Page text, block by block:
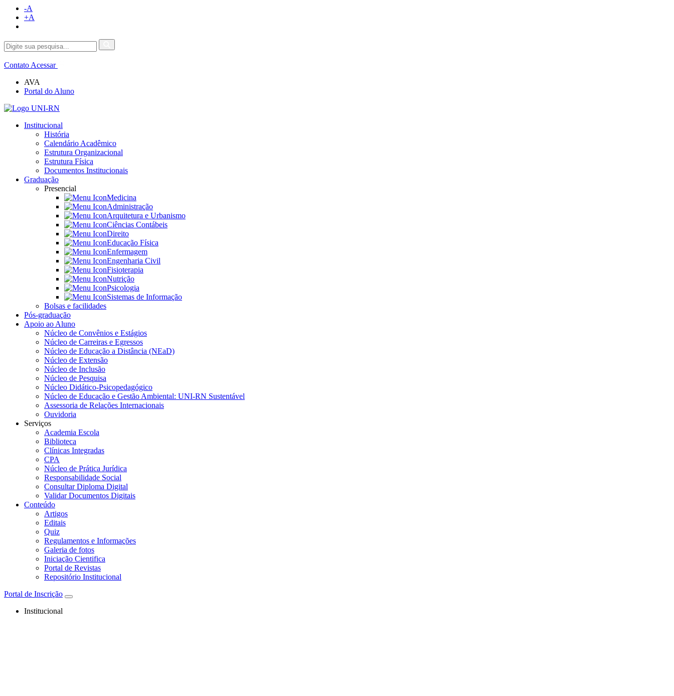
-A
+A
Contato Acessar
AVA
Portal do Aluno
Institucional
História
Calendário Acadêmico
Estrutura Organizacional
Estrutura Física
Documentos Institucionais
Graduação
Presencial
Medicina
Administração
Arquitetura e Urbanismo
Ciências Contábeis
Direito
Educação Física
Enfermagem
Engenharia Civil
Fisioterapia
Nutrição
Psicologia
Sistemas de Informação
Bolsas e facilidades
Pós-graduação
Apoio ao Aluno
Núcleo de Convênios e Estágios
Núcleo de Carreiras e Egressos
Núcleo de Educação a Distância (NEaD)
Núcleo de Extensão
Núcleo de Inclusão
Núcleo de Pesquisa
Núcleo Didático-Psicopedagógico
Núcleo de Educação e Gestão Ambiental: UNI-RN Sustentável
Assessoria de Relações Internacionais
Ouvidoria
Serviços
Academia Escola
Biblioteca
Clínicas Integradas
CPA
Núcleo de Prática Jurídica
Responsabilidade Social
Consultar Diploma Digital
Validar Documentos Digitais
Conteúdo
Artigos
Editais
Quiz
Regulamentos e Informações
Galeria de fotos
Iniciação Cientifica
Portal de Revistas
Repositório Institucional
Portal de Inscrição
Institucional